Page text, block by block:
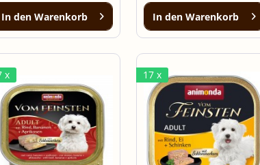
In den Warenkorb In den Warenkorb
x 17 x